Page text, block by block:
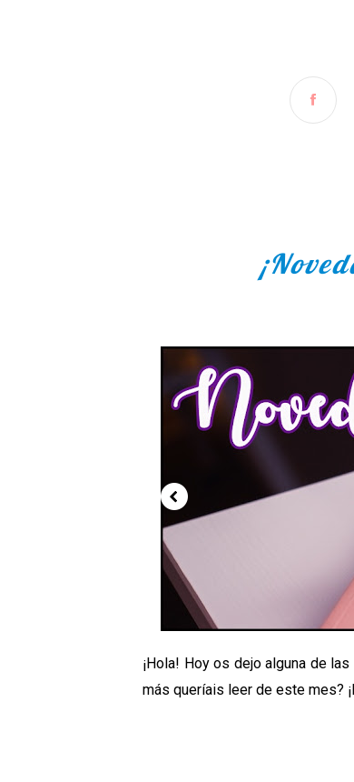
¡Hola! Hoy os dejo alguna de
más queríais leer de este mes?